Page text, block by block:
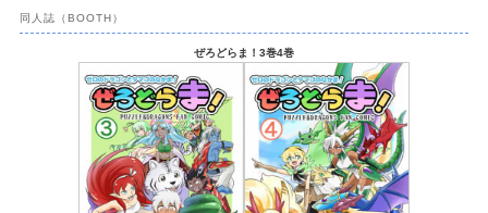
同人誌（BOOTH）
ぜろどらま！3巻4巻